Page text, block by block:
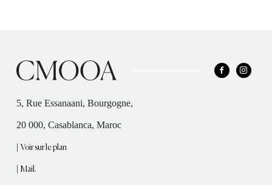
5, Rue Essanaani, Bourgogne,
20 000, Casablanca, Maroc
|Voir sur le plan
|Mail.